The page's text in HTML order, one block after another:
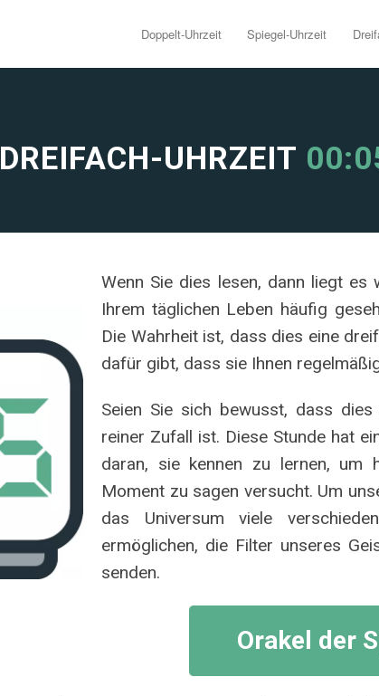
Doppelt-Uhrzeit Spiegel-Uhrzeit
DREIFACH-UHRZEIT
Wenn Sie dies lesen, dann liegt
Ihrem täglichen Leben häufig
Die Wahrheit ist, dass dies eine
dafür gibt, dass sie Ihnen
Seien Sie sich bewusst, dass
reiner Zufall ist. Diese Stunde hat
daran, sie kennen zu lernen, um
Moment zu sagen versucht. Um
das Universum viele
ermöglichen, die Filter unseres
senden.
Orakel der